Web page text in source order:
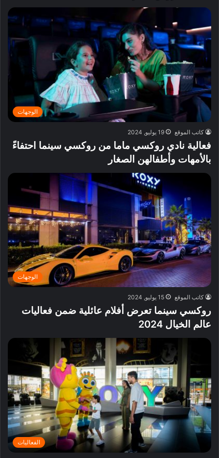
الوجهات
كاتب الموقع 19 يوليو, 2024
فعالية نادي روكسي ماما من روكسي سينما احتفاءً
بالأمهات وأطفالهن الصغار
الوجهات
كاتب الموقع 15 يوليو, 2024
روكسي سينما تعرض أفلام عائلية ضمن فعاليات
عالم الخيال 2024
الفعاليات